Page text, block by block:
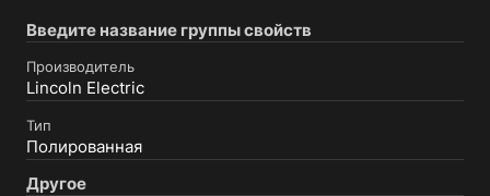
Введите название группы свойств
Производитель
Lincoln Electric
Тип
Полированная
Другое